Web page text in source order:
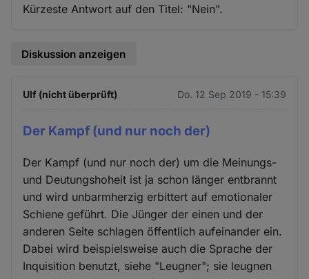
Kürzeste Antwort auf den Titel: "Nein".
Diskussion anzeigen
Ulf (nicht überprüft) Do. 12 Sep 2019 - 15:39
Der Kampf (und nur noch der)
Der Kampf (und nur noch der) um die Meinungs-
und Deutungshoheit ist ja schon länger entbrannt
und wird unbarmherzig erbittert auf emotionaler
Schiene geführt. Die Jünger der einen und der
anderen Seite schlagen öffentlich aufeinander ein.
Dabei wird beispielsweise auch die Sprache der
Inquisition benutzt, siehe "Leugner"; sie leugnen